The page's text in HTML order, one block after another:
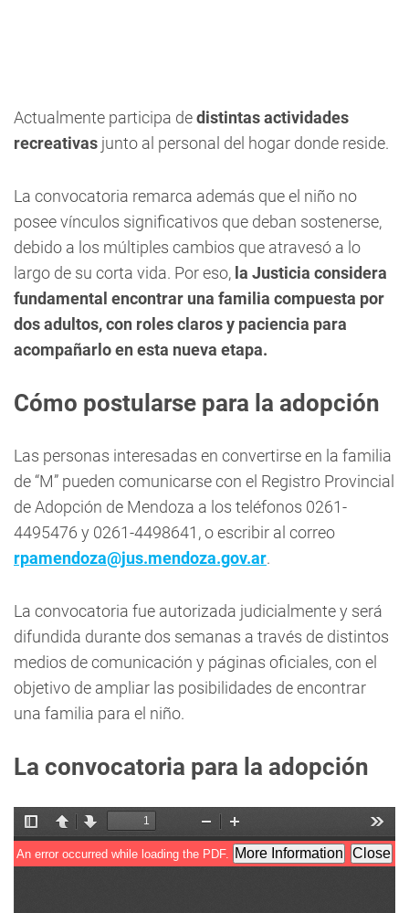
Actualmente participa dedistintas actividades
recreativas junto al personal del hogar donde reside.
La convocatoria remarca además que el niño no
posee vínculos significativos que deban sostenerse,
debido a los múltiples cambios que atravesó a lo
largo de su corta vida. Por eso, la Justicia considera
fundamental encontrar una familia compuesta por
dos adultos, con roles claros y paciencia para
acompañarlo en esta nueva etapa.
Cómo postularse para la adopción
Las personas interesadas en convertirse en la familia
de “M” pueden comunicarse con el Registro Provincial
de Adopción de Mendoza a los teléfonos 0261-
4495476 y 0261-4498641, o escribir al correo
rpamendoza@jus.mendoza.gov.ar.
La convocatoria fue autorizada judicialmente y será
difundida durante dos semanas a través de distintos
medios de comunicación y páginas oficiales, con el
objetivo de ampliar las posibilidades de encontrar
una familia para el niño.
La convocatoria para la adopción